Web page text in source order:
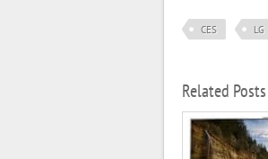
CES LG
Related Posts